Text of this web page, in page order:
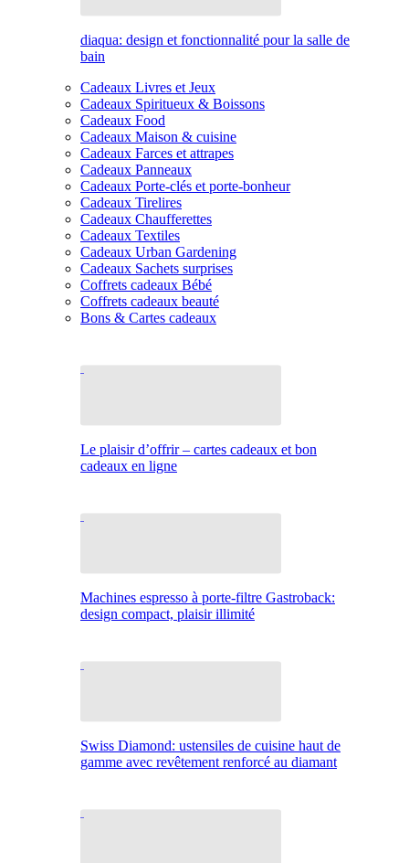
diaqua: design et fonctionnalité pour la salle de
bain
Cadeaux Livres et Jeux
Cadeaux Spiritueux & Boissons
Cadeaux Food
Cadeaux Maison & cuisine
Cadeaux Farces et attrapes
Cadeaux Panneaux
Cadeaux Porte-clés et porte-bonheur
Cadeaux Tirelires
Cadeaux Chaufferettes
Cadeaux Textiles
Cadeaux Urban Gardening
Cadeaux Sachets surprises
Coffrets cadeaux Bébé
Coffrets cadeaux beauté
Bons & Cartes cadeaux
Le plaisir d’offrir – cartes cadeaux et bon
cadeaux en ligne
Machines espresso à porte-filtre Gastroback:
design compact, plaisir illimité
Swiss Diamond: ustensiles de cuisine haut de
gamme avec revêtement renforcé au diamant